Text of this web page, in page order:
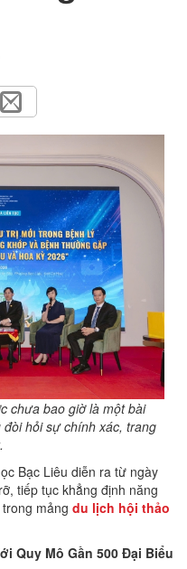
chưa bao giờ là một bài
hỏi sự chính xác, trang
Bạc Liêu diễn ra từ ngày
tiếp tục khẳng định năng
mảng du lịch hội thảo
Quy Mô Gần 500 Đại Biểu